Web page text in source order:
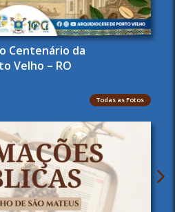
Centenário da
Velho – RO
Todas as Fotos